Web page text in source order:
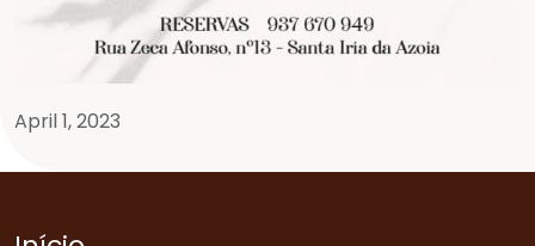
April 1, 2023